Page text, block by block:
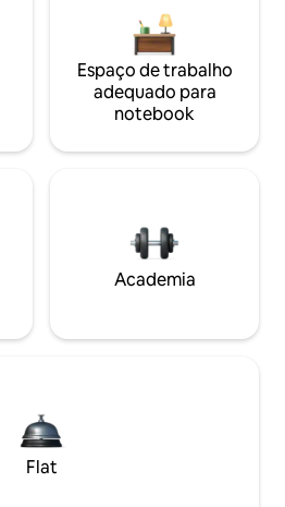
Espaço de trabalho
adequado para
notebook
Academia
Flat